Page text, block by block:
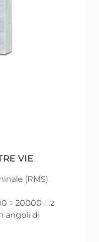
VIE
(RMS)
÷ 20000 Hz
angoli di